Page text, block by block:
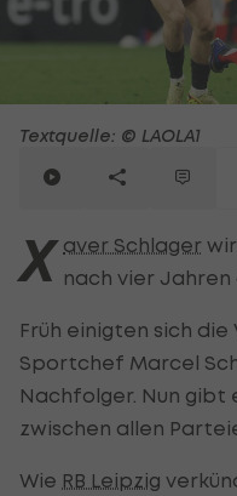
Textquelle: © LAOLA1
X aver Schlager
nach vier
Früh einigten sich
Sportchef Marcel
Nachfolger. Nun gibt
zwischen allen
Wie RB Leipzig